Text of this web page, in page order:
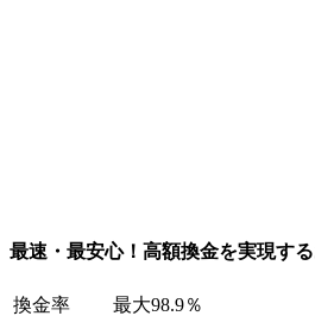
最速・最安心！高額換金を実現す
換金率 最大98.9％